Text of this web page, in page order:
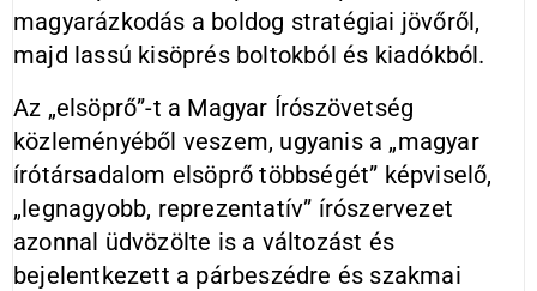
magyarázkodás a boldog stratégiai jövőről,
majd lassú kisöprés boltokból és kiadókból.
Az „elsöprő”-t a Magyar Írószövetség
közleményéből veszem, ugyanis a „magyar
írótársadalom elsöprő többségét” képviselő,
„legnagyobb, reprezentatív” írószervezet
azonnal üdvözölte is a változást és
bejelentkezett a párbeszédre és szakmai